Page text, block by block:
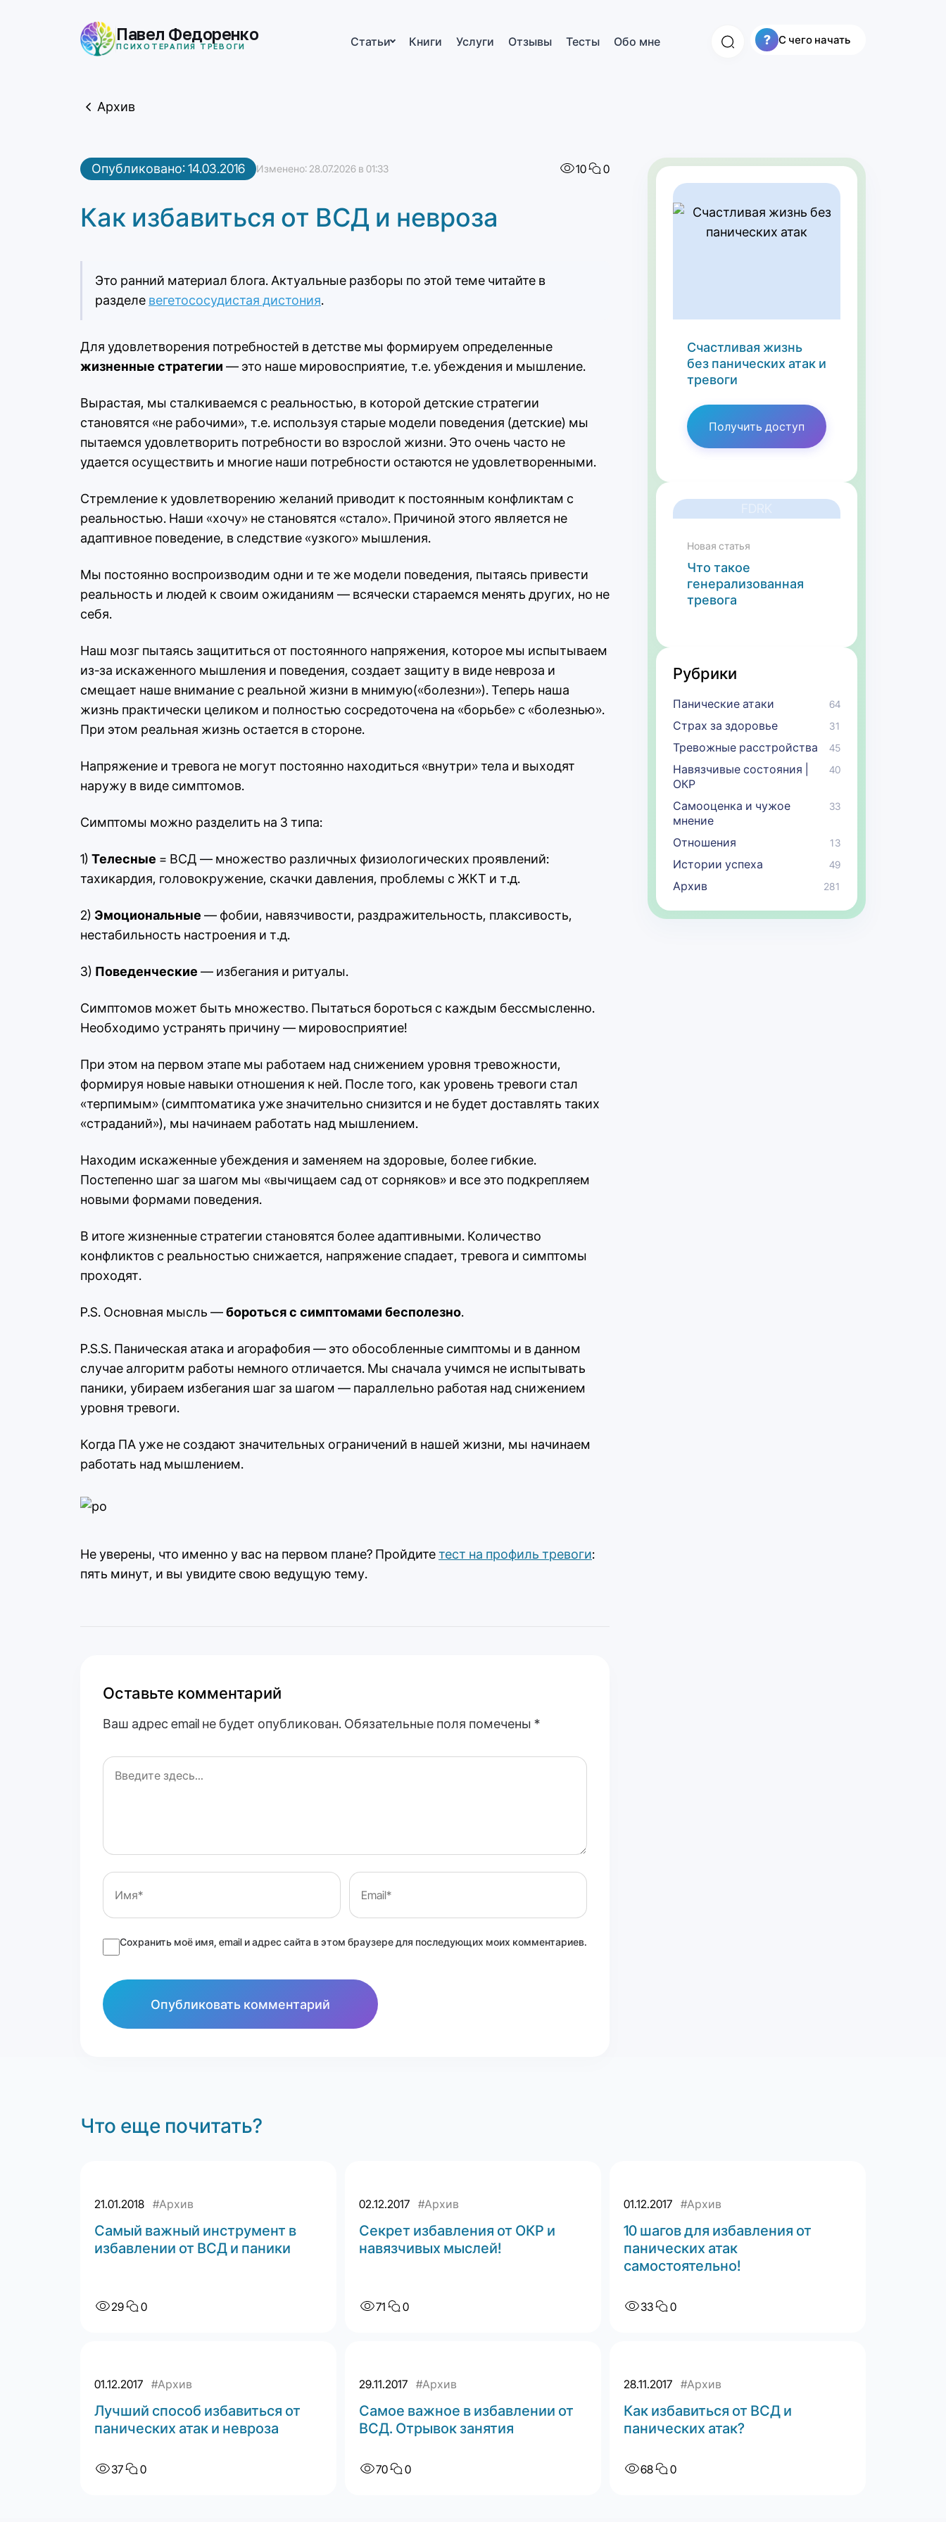
Павел Федоренко
ПСИХОТЕРАПИЯ ТРЕВОГИ Статьи Книги Услуги Отзывы Тесты Обо мне ? С чего начать
Архив
Опубликовано: 14.03.2016 Изменено: 28.07.2026 в 01:33 10 0
Как избавиться от ВСД и невроза
Это ранний материал блога. Актуальные разборы по этой теме читайте в
разделе вегетососудистая дистония.
Для удовлетворения потребностей в детстве мы формируем определенные
жизненные стратегии — это наше мировосприятие, т.е. убеждения и мышление.
Вырастая, мы сталкиваемся с реальностью, в которой детские стратегии
становятся «не рабочими», т.е. используя старые модели поведения (детские) мы
пытаемся удовлетворить потребности во взрослой жизни. Это очень часто не
удается осуществить и многие наши потребности остаются не удовлетворенными.
Стремление к удовлетворению желаний приводит к постоянным конфликтам с
реальностью. Наши «хочу» не становятся «стало». Причиной этого является не
адаптивное поведение, в следствие «узкого» мышления.
Мы постоянно воспроизводим одни и те же модели поведения, пытаясь привести
реальность и людей к своим ожиданиям — всячески стараемся менять других, но не
себя.
Наш мозг пытаясь защититься от постоянного напряжения, которое мы испытываем
из-за искаженного мышления и поведения, создает защиту в виде невроза и
смещает наше внимание с реальной жизни в мнимую(«болезни»). Теперь наша
жизнь практически целиком и полностью сосредоточена на «борьбе» с «болезнью».
При этом реальная жизнь остается в стороне.
Напряжение и тревога не могут постоянно находиться «внутри» тела и выходят
наружу в виде симптомов.
Симптомы можно разделить на 3 типа:
1) Телесные = ВСД — множество различных физиологических проявлений:
тахикардия, головокружение, скачки давления, проблемы с ЖКТ и т.д.
2) Эмоциональные — фобии, навязчивости, раздражительность, плаксивость,
нестабильность настроения и т.д.
3) Поведенческие — избегания и ритуалы.
Симптомов может быть множество. Пытаться бороться с каждым бессмысленно.
Необходимо устранять причину — мировосприятие!
При этом на первом этапе мы работаем над снижением уровня тревожности,
формируя новые навыки отношения к ней. После того, как уровень тревоги стал
«терпимым» (симптоматика уже значительно снизится и не будет доставлять таких
«страданий»), мы начинаем работать над мышлением.
Находим искаженные убеждения и заменяем на здоровые, более гибкие.
Постепенно шаг за шагом мы «вычищаем сад от сорняков» и все это подкрепляем
новыми формами поведения.
В итоге жизненные стратегии становятся более адаптивными. Количество
конфликтов с реальностью снижается, напряжение спадает, тревога и симптомы
проходят.
P.S. Основная мысль —бороться с симптомами бесполезно.
P.S.S. Паническая атака и агорафобия — это обособленные симптомы и в данном
случае алгоритм работы немного отличается. Мы сначала учимся не испытывать
паники, убираем избегания шаг за шагом — параллельно работая над снижением
уровня тревоги.
Когда ПА уже не создают значительных ограничений в нашей жизни, мы начинаем
работать над мышлением.
Не уверены, что именно у вас на первом плане? Пройдитетест на профиль тревоги:
пять минут, и вы увидите свою ведущую тему.
Оставьте комментарий
Ваш адрес email не будет опубликован. Обязательные поля помечены *
Сохранить моё имя, email и адрес сайта в этом браузере для последующих моих комментариев.
Счастливая жизнь
без панических атак и
тревоги
Получить доступ
Новая статья
Что такое
генерализованная
тревога
Рубрики
Панические атаки 64
Страх за здоровье 31
Тревожные расстройства 45
Навязчивые состояния |
ОКР
40
Самооценка и чужое
мнение
33
Отношения 13
Истории успеха 49
Архив 281
Что еще почитать?
21.01.2018 #Архив
Самый важный инструмент в
избавлении от ВСД и паники
29 0
02.12.2017 #Архив
Секрет избавления от ОКР и
навязчивых мыслей!
71 0
01.12.2017 #Архив
10 шагов для избавления от
панических атак
самостоятельно!
33 0
01.12.2017 #Архив
Лучший способ избавиться от
панических атак и невроза
37 0
29.11.2017 #Архив
Самое важное в избавлении от
ВСД. Отрывок занятия
70 0
28.11.2017 #Архив
Как избавиться от ВСД и
панических атак?
68 0